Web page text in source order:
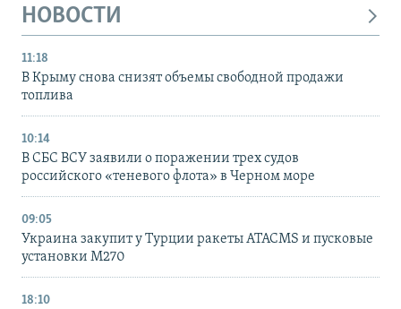
НОВОСТИ
11:18
В Крыму снова снизят объемы свободной продажи
топлива
10:14
В СБС ВСУ заявили о поражении трех судов
российского «теневого флота» в Черном море
09:05
Украина закупит у Турции ракеты ATACMS и пусковые
установки M270
18:10